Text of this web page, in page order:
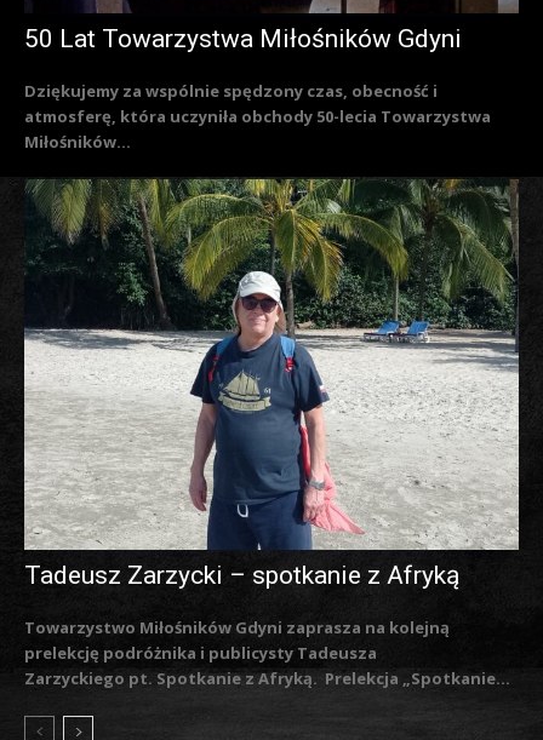
50 Lat Towarzystwa Miłośników Gdyni
Dziękujemy za wspólnie spędzony czas, obecność i
atmosferę, która uczyniła obchody 50-lecia Towarzystwa
Miłośników...
Tadeusz Zarzycki – spotkanie z Afryką
Towarzystwo Miłośników Gdyni zaprasza na kolejną
prelekcję podróżnika i publicysty Tadeusza
Zarzyckiego pt. Spotkanie z Afryką. Prelekcja „Spotkanie...